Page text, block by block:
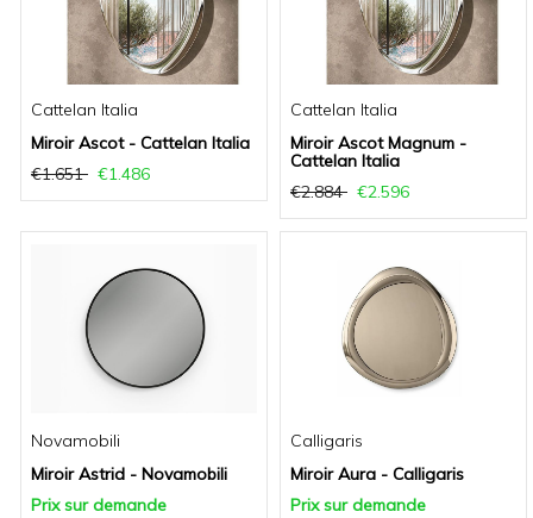
Cattelan Italia
Miroir Ascot - Cattelan Italia
€1.651
€1.486
Cattelan Italia
Miroir Ascot Magnum -
Cattelan Italia
€2.884
€2.596
Novamobili
Miroir Astrid - Novamobili
Prix sur demande
Calligaris
Miroir Aura - Calligaris
Prix sur demande